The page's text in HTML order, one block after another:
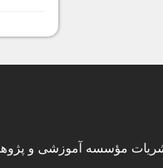
مؤسسه آموزشی و